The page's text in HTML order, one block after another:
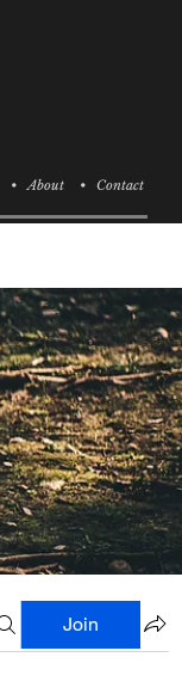
• About • Contact
Join